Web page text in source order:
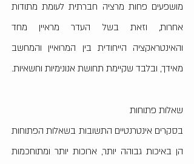
מושפעים פחות מרציה חברתית לעומת מתודות
אחרות, וזאת בשל העדר מראיין מחד
והאינטראקציה הייחודית בין המרואיין והמחשב
מאידך, ובלבד שקיימת תחושת אנונימיות וחשאיות.
שאלות פתוחות
בסקרים אינטרנטיים התשובות בשאלות הפתוחות
הן באיכות גבוהה יותר, ארוכות יותר ומתוחכמות